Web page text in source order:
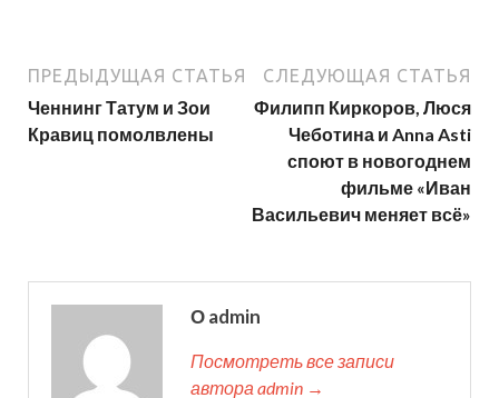
ПРЕДЫДУЩАЯ СТАТЬЯ
Ченнинг Татум и Зои
Кравиц помолвлены
СЛЕДУЮЩАЯ СТАТЬЯ
Филипп Киркоров, Люся
Чеботина и Anna Asti
споют в новогоднем
фильме «Иван
Васильевич меняет всё»
О admin
Посмотреть все записи
автора admin →